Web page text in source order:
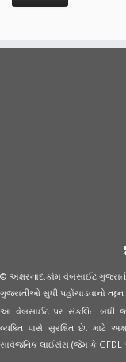
© અક્ષરનાદ.કોમ વેબસાઈટ ગુજરાતી
ગુજરાતીઓ સુધી પહોંચાડવાનો
આ વેબસાઈટ પર સંકલિત બધી જ
વ્યક્તિ પાસે સુરક્ષિત છે. માટે
સાર્વજનિક લાઈસંસ (જેમ કે